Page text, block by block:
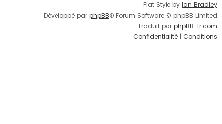
Flat Style by Ian Bradley
Développé par phpBB® Forum Software © phpBB Limited
Traduit par phpBB-fr.com
Confidentialité | Conditions